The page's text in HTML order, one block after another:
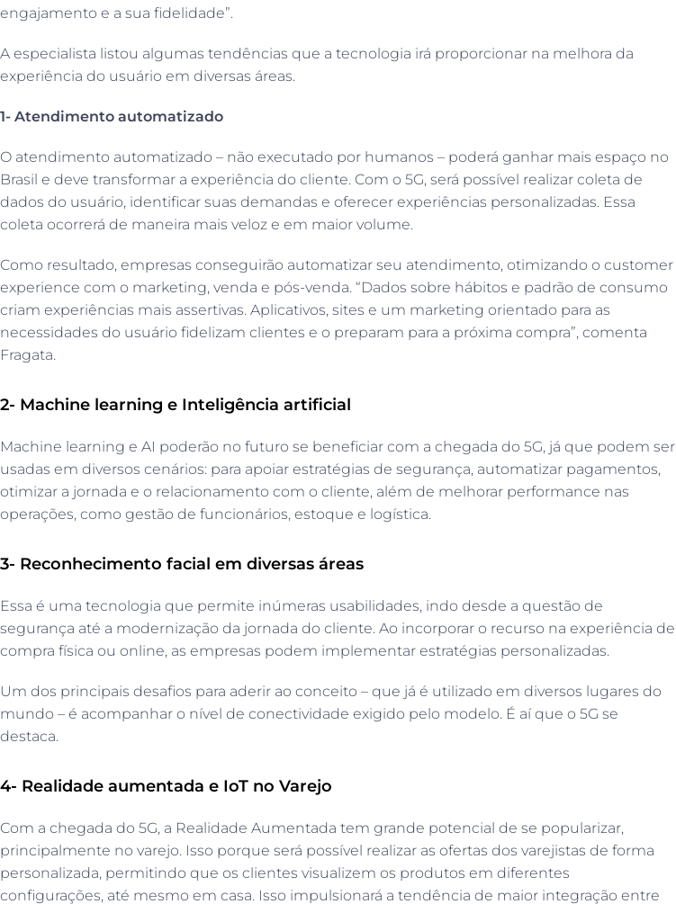
engajamento e a sua fidelidade”.
A especialista listou algumas tendências que a tecnologia irá proporcionar na melhora da
experiência do usuário em diversas áreas.
1- Atendimento automatizado
O atendimento automatizado – não executado por humanos – poderá ganhar mais espaço no
Brasil e deve transformar a experiência do cliente. Com o 5G, será possível realizar coleta de
dados do usuário, identificar suas demandas e oferecer experiências personalizadas. Essa
coleta ocorrerá de maneira mais veloz e em maior volume.
Como resultado, empresas conseguirão automatizar seu atendimento, otimizando o customer
experience com o marketing, venda e pós-venda. “Dados sobre hábitos e padrão de consumo
criam experiências mais assertivas. Aplicativos, sites e um marketing orientado para as
necessidades do usuário fidelizam clientes e o preparam para a próxima compra”, comenta
Fragata.
2- Machine learning e Inteligência artificial
Machine learning e AI poderão no futuro se beneficiar com a chegada do 5G, já que podem ser
usadas em diversos cenários: para apoiar estratégias de segurança, automatizar pagamentos,
otimizar a jornada e o relacionamento com o cliente, além de melhorar performance nas
operações, como gestão de funcionários, estoque e logística.
3- Reconhecimento facial em diversas áreas
Essa é uma tecnologia que permite inúmeras usabilidades, indo desde a questão de
segurança até a modernização da jornada do cliente. Ao incorporar o recurso na experiência de
compra física ou online, as empresas podem implementar estratégias personalizadas.
Um dos principais desafios para aderir ao conceito – que já é utilizado em diversos lugares do
mundo – é acompanhar o nível de conectividade exigido pelo modelo. É aí que o 5G se
destaca.
4- Realidade aumentada e IoT no Varejo
Com a chegada do 5G, a Realidade Aumentada tem grande potencial de se popularizar,
principalmente no varejo. Isso porque será possível realizar as ofertas dos varejistas de forma
personalizada, permitindo que os clientes visualizem os produtos em diferentes
configurações, até mesmo em casa. Isso impulsionará a tendência de maior integração entre